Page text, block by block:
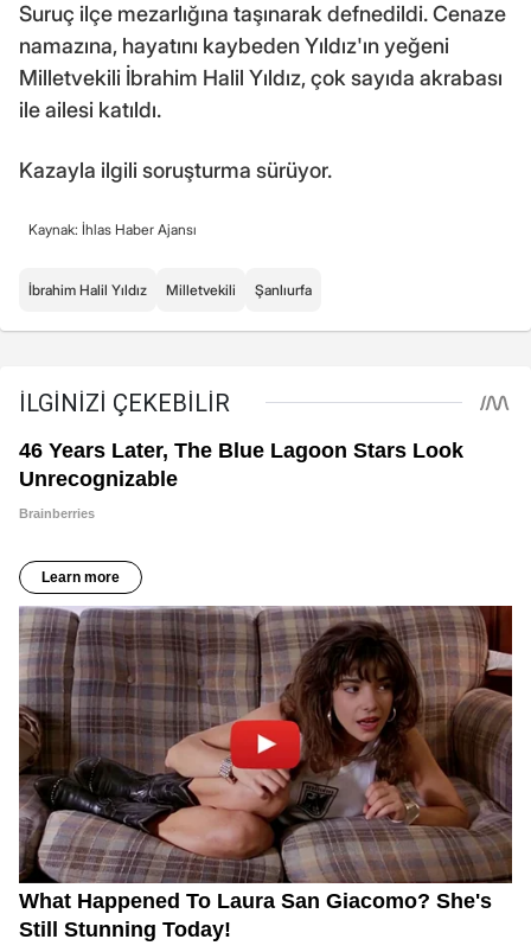
Suruç ilçe mezarlığına taşınarak defnedildi. Cenaze
namazına, hayatını kaybeden Yıldız'ın yeğeni
Milletvekili İbrahim Halil Yıldız, çok sayıda akrabası
ile ailesi katıldı.
Kazayla ilgili soruşturma sürüyor.
Kaynak: İhlas Haber Ajansı
İbrahim Halil Yıldız Milletvekili Şanlıurfa